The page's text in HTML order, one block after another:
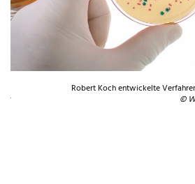
Robert Koch entwickelte
©